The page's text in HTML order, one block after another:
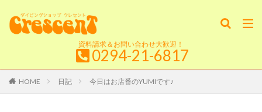
資料請求＆お問い合わせ大歓迎！
0294-21-6817
HOME 日記 今日はお店番のYUMIです♪